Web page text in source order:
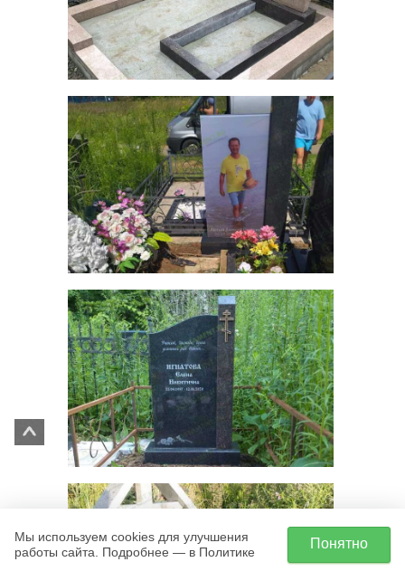
Мы используем cookies для улучшения
работы сайта. Подробнее — в Политике
Понятно